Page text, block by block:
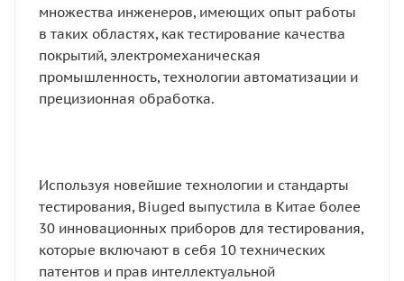
множества инженеров, имеющих опыт работы
в таких областях, как тестирование качества
покрытий, электромеханическая
промышленность, технологии автоматизации и
прецизионная обработка.
Используя новейшие технологии и стандарты
тестирования, Biuged выпустила в Китае более
30 инновационных приборов для тестирования,
которые включают в себя 10 технических
патентов и прав интеллектуальной